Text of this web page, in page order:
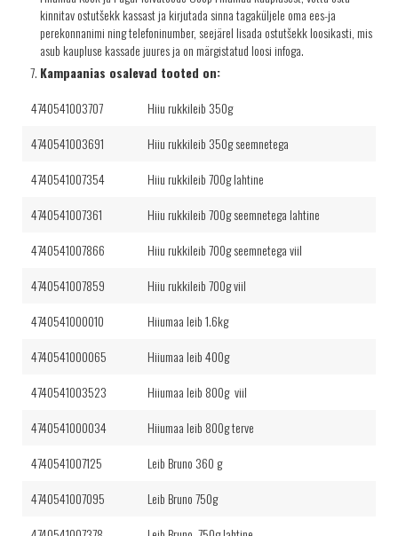
kinnitav ostutšekk kassast ja kirjutada sinna tagaküljele oma ees-ja
perekonnanimi ning telefoninumber, seejärel lisada ostutšekk loosikasti, mis
asub kaupluse kassade juures ja on märgistatud loosi infoga.
Kampaanias osalevad tooted on:
4740541003707
Hiiu rukkileib 350g
4740541003691
Hiiu rukkileib 350g seemnetega
4740541007354
Hiiu rukkileib 700g lahtine
4740541007361
Hiiu rukkileib 700g seemnetega lahtine
4740541007866
Hiiu rukkileib 700g seemnetega viil
4740541007859
Hiiu rukkileib 700g viil
4740541000010
Hiiumaa leib 1.6kg
4740541000065
Hiiumaa leib 400g
4740541003523
Hiiumaa leib 800g viil
4740541000034
Hiiumaa leib 800g terve
4740541007125
Leib Bruno 360 g
4740541007095
Leib Bruno 750g